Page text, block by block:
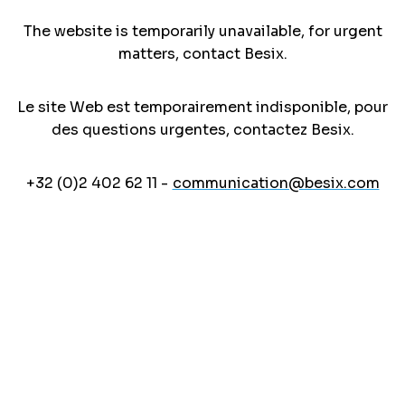
The website is temporarily unavailable, for urgent
matters, contact Besix.
Le site Web est temporairement indisponible, pour
des questions urgentes, contactez Besix.
+32 (0)2 402 62 11 - communication@besix.com